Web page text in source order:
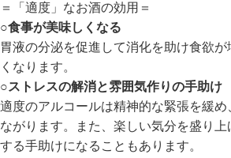
＝「適度」なお酒の効用＝
○食事が美味しくなる
胃液の分泌を促進して消化を助け食欲
くなります。
○ストレスの解消と雰囲気作りの手助け
適度のアルコールは精神的な緊張を緩
ながります。また、楽しい気分を盛り
する手助けになることもあります。